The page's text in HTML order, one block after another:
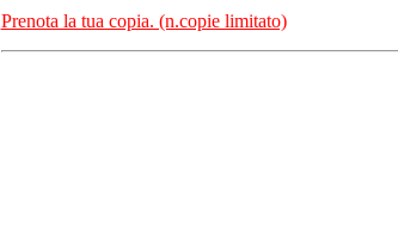
Prenota la tua copia. (n.copie limitato)